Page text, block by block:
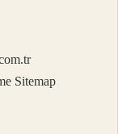
Sitemap